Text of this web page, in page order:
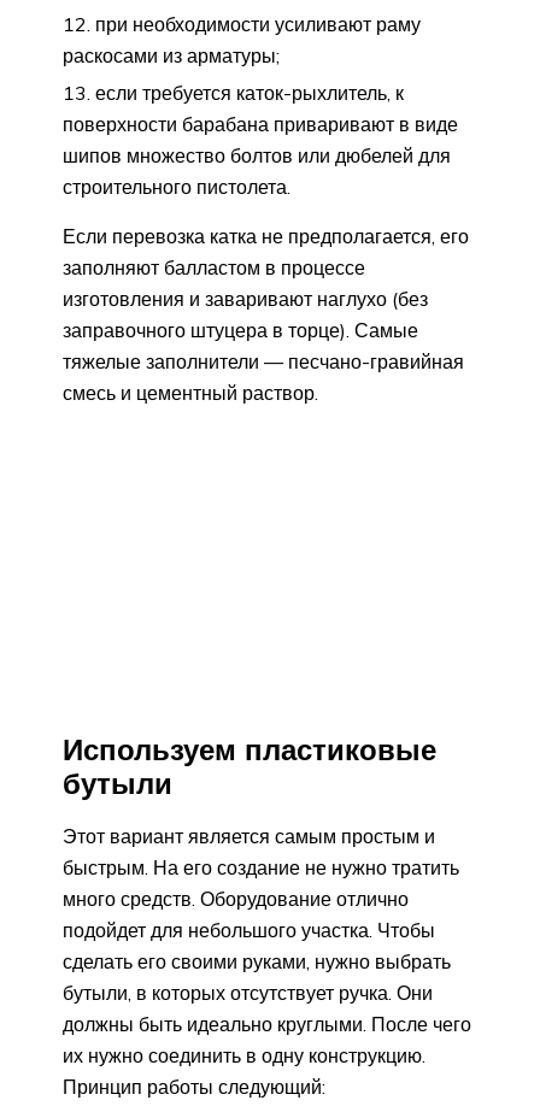
при необходимости усиливают раму
раскосами из арматуры;
если требуется каток-рыхлитель, к
поверхности барабана приваривают в виде
шипов множество болтов или дюбелей для
строительного пистолета.
Если перевозка катка не предполагается, его
заполняют балластом в процессе
изготовления и заваривают наглухо (без
заправочного штуцера в торце). Самые
тяжелые заполнители — песчано-гравийная
смесь и цементный раствор.
Используем пластиковые
бутыли
Этот вариант является самым простым и
быстрым. На его создание не нужно тратить
много средств. Оборудование отлично
подойдет для небольшого участка. Чтобы
сделать его своими руками, нужно выбрать
бутыли, в которых отсутствует ручка. Они
должны быть идеально круглыми. После чего
их нужно соединить в одну конструкцию.
Принцип работы следующий: